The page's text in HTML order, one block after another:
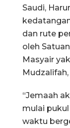
Saudi,
dan rute
oleh
Masyair
“Jemaah
mulai pukul
waktu